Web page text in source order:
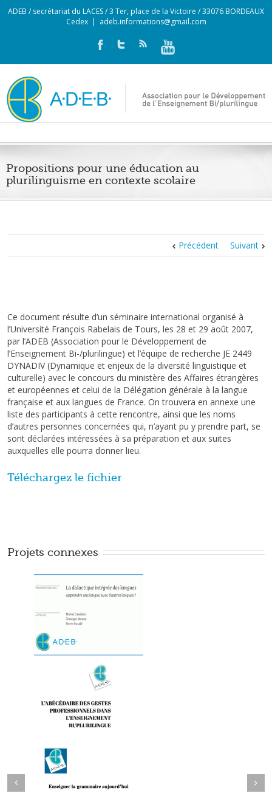
ADEB / secrétariat du LACES / 3 Ter, place de la Victoire / 33076 BORDEAUX
Cedex | adeb.informations@gmail.com
Propositions pour une éducation au
plurilinguisme en contexte scolaire
Précédent Suivant
Ce document résulte d’un séminaire international organisé à
l’Université François Rabelais de Tours, les 28 et 29 août 2007,
par l’ADEB (Association pour le Développement de
l’Enseignement Bi-/plurilingue) et l’équipe de recherche JE 2449
DYNADIV (Dynamique et enjeux de la diversité linguistique et
culturelle) avec le concours du ministère des Affaires étrangères
et européennes et celui de la Délégation générale à la langue
française et aux langues de France. On trouvera en annexe une
liste des participants à cette rencontre, ainsi que les noms
d’autres personnes concernées qui, n’ayant pu y prendre part, se
sont déclarées intéressées à sa préparation et aux suites
auxquelles elle pourra donner lieu.
Téléchargez le fichier
Projets connexes
Next